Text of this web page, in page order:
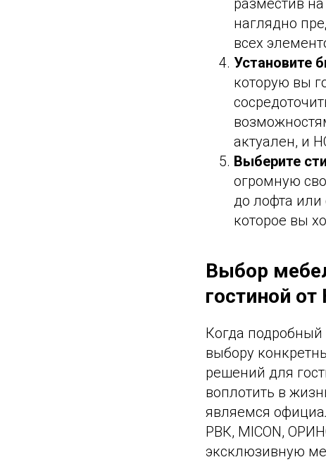
разместив
наглядно
всех
Установите
которую вы
актуален, и
Выберите
огромную
до лофта или
которое вы
Выбор
гостиной от
Когда
выбору
решений для
воплотить в
являемся
РВК, MICON,
эксклюзивную